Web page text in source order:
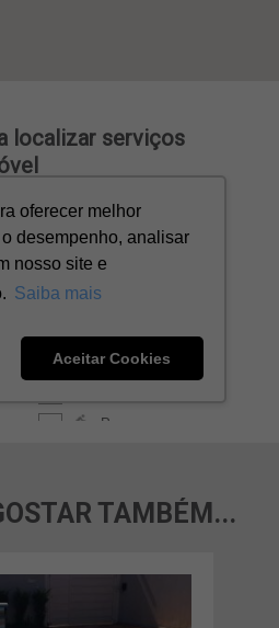
TAMBÉM...